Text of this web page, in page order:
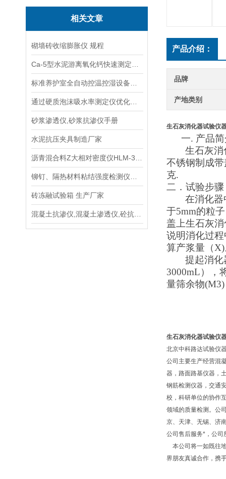
相关文章
砌墙砖收缩膨胀仪 规程
砂浆渗透仪,砂浆抗渗仪手册
水泥抗压夹具制造厂家
砖冻融试验箱 生产厂家
产品介绍：
品牌
产地类别
生石灰消化器试验仪
一. 产品
生石灰
不锈钢制成
克.
二．试验步骤
在消化
于5mm的粒
盖上生石灰
说明消化过
算产浆量（
提起消
3000mL），
量筛余物
生石灰消化器试验仪
北京中科路达试验仪
公司主要生产经营混
器，路面路基仪器，
钢筋检测仪器，交通
校，科研单位的协作
领域的质量检测。公
京、天津、无锡、济
公司售后服务*，公司
本公司将一如既往
界朋友真诚合作，携